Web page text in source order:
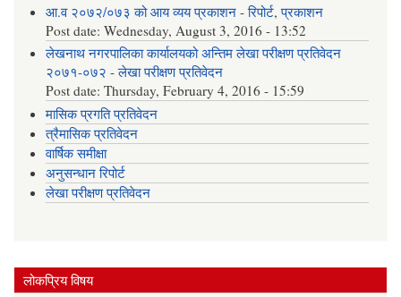
आ.व २०७२/०७३ को आय व्यय प्रकाशन-रिपोर्ट,प्रकाशन
Post date:Wednesday, August 3, 2016 - 13:52
लेखनाथ नगरपालिका कार्यालयको अन्तिम लेखा परीक्षण प्रतिवेदन
२०७१-०७२ -लेखा परीक्षण प्रतिवेदन
Post date:Thursday, February 4, 2016 - 15:59
मासिक प्रगति प्रतिवेदन
त्रैमासिक प्रतिवेदन
वार्षिक समीक्षा
अनुसन्धान रिपोर्ट
लेखा परीक्षण प्रतिवेदन
लोकप्रिय विषय